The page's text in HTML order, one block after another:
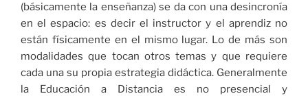
(básicamente la enseñanza) se da con una desincronía
en el espacio: es decir el instructor y el aprendiz no
están físicamente en el mismo lugar. Lo de más son
modalidades que tocan otros temas y que requiere
cada una su propia estrategia didáctica. Generalmente
la Educación a Distancia es no presencial y